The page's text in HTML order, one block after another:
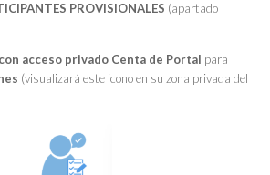
PROVISIONALES (apartado
acceso privado Centa de Portal para
(visualizará este icono en su zona privada del